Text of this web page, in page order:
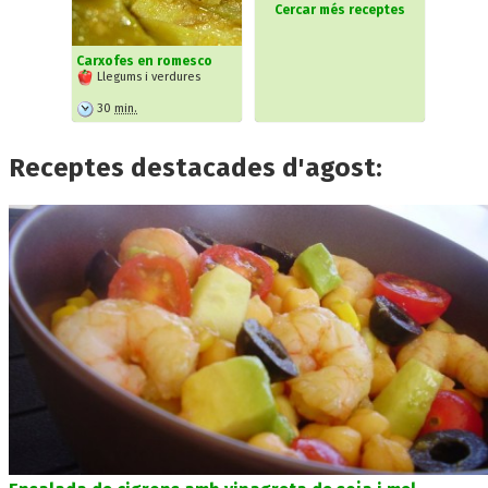
Carxofes en romesco
Llegums i verdures
30 min.
Cercar més receptes
Receptes destacades d'agost: